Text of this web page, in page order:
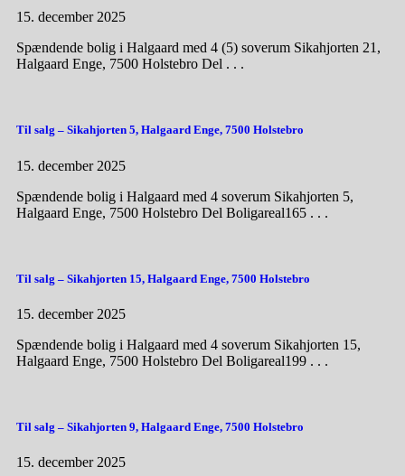
15. december 2025
Spændende bolig i Halgaard med 4 (5) soverum Sikahjorten 21,
Halgaard Enge, 7500 Holstebro Del . . .
Til salg – Sikahjorten 5, Halgaard Enge, 7500 Holstebro
15. december 2025
Spændende bolig i Halgaard med 4 soverum Sikahjorten 5,
Halgaard Enge, 7500 Holstebro Del Boligareal165 . . .
Til salg – Sikahjorten 15, Halgaard Enge, 7500 Holstebro
15. december 2025
Spændende bolig i Halgaard med 4 soverum Sikahjorten 15,
Halgaard Enge, 7500 Holstebro Del Boligareal199 . . .
Til salg – Sikahjorten 9, Halgaard Enge, 7500 Holstebro
15. december 2025